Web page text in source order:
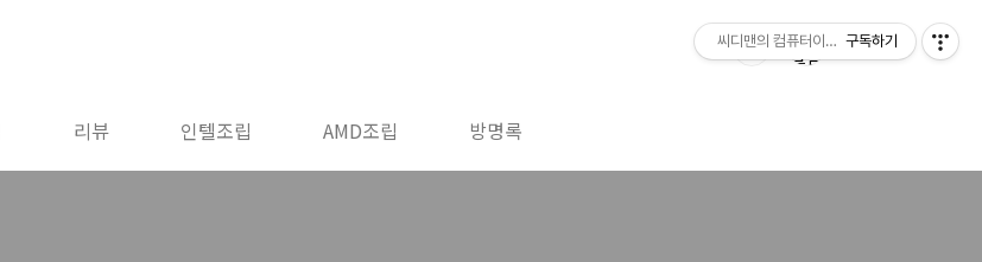
리뷰 인텔조립 AMD조립 방명록
씨디맨의 컴퓨터이야기구독하기